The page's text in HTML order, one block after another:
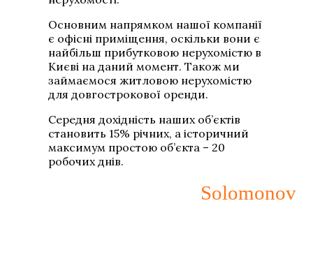
Основним напрямком нашої компанії
є офісні приміщення, оскільки вони є
найбільш прибутковою нерухомістю в
Києві на даний момент. Також ми
займаємося житловою нерухомістю
для довгострокової оренди.
Середня дохідність наших об’єктів
становить 15% річних, а історичний
максимум простою об’єкта – 20
робочих днів.
Solomonov